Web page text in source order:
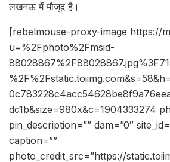
लखनऊ में मौजूद है।
[rebelmouse-proxy-image https://
u=%2Fphoto%2Fmsid-
dc1b&size=980x&c=1904333274
pin_description=”” dam=”0″
caption=””
photo_credit_src=”https://